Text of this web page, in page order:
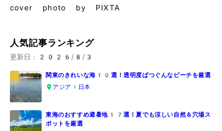
cover photo by PIXTA
人気記事ランキング
更新日： 2026/8/3
1
関東のきれいな海10選！透明度ばつぐんなビーチを厳選
アジア
日本
2
東海のおすすめ避暑地17選！夏でも涼しい自然＆穴場ス
ポットを厳選